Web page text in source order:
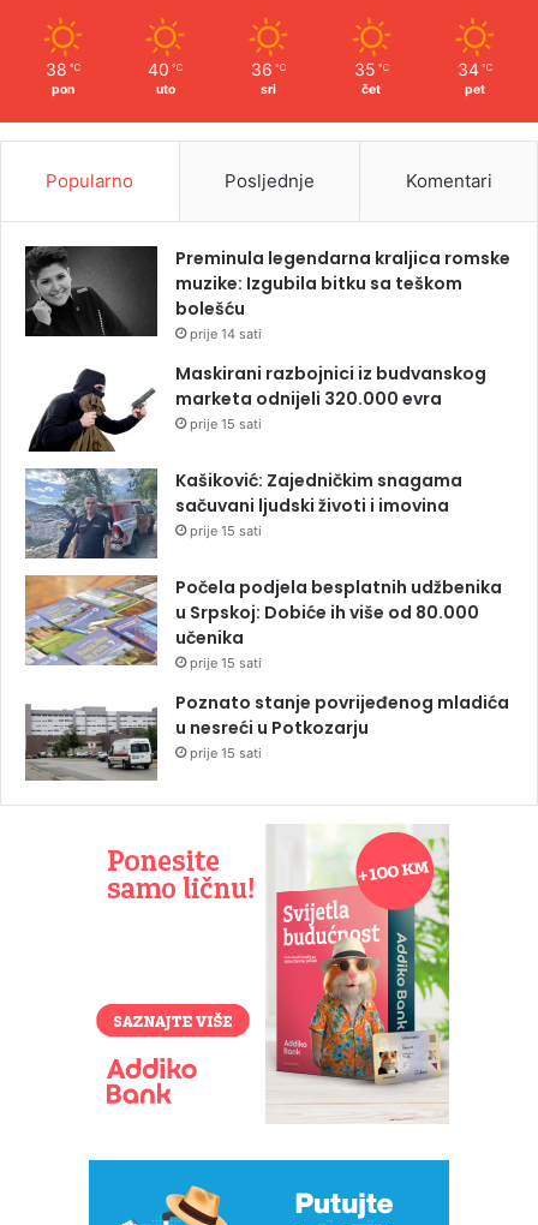
38 ℃
pon
40 ℃
uto
36 ℃
sri
35 ℃
čet
34 ℃
pet
Popularno Posljednje Komentari
Preminula legendarna kraljica romske
muzike: Izgubila bitku sa teškom
bolešću
prije 14 sati
Maskirani razbojnici iz budvanskog
marketa odnijeli 320.000 evra
prije 15 sati
Kašiković: Zajedničkim snagama
sačuvani ljudski životi i imovina
prije 15 sati
Počela podjela besplatnih udžbenika
u Srpskoj: Dobiće ih više od 80.000
učenika
prije 15 sati
Poznato stanje povrijeđenog mladića
u nesreći u Potkozarju
prije 15 sati